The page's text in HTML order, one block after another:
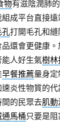
物有滋陰潤肺
成平台直接遠
孔打開毛孔和
還會更健康
人好生氣樹林
早餐推薦量身
炎性物質的
的民眾去肌動
馬桶只要是